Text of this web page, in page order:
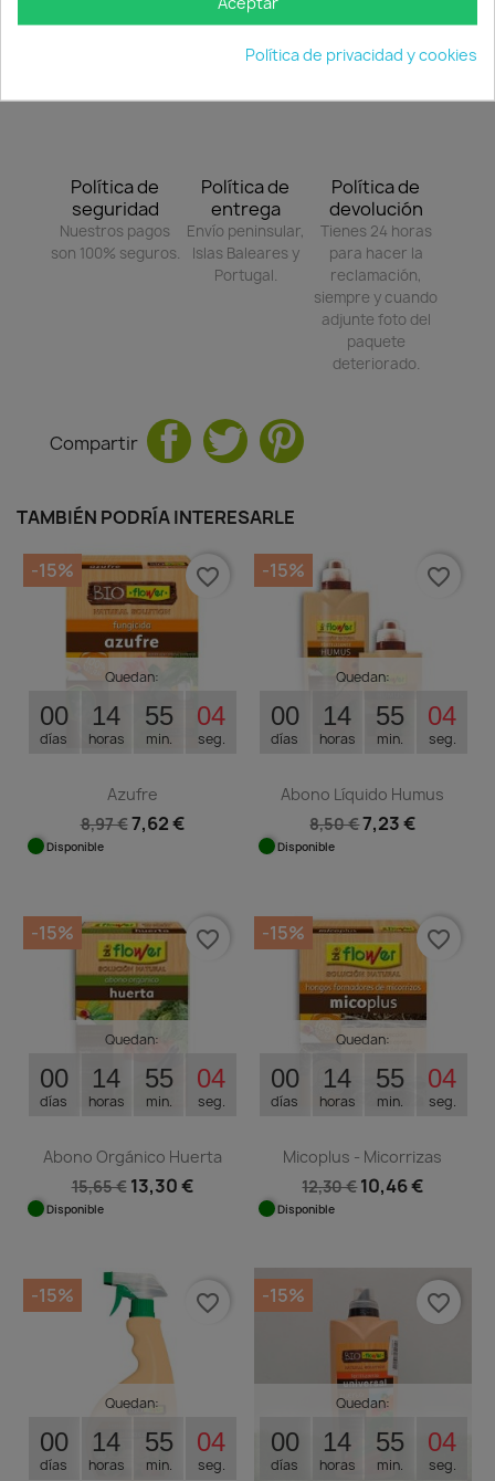
coloraciones extrañas en las hojas.
Política de
seguridad
Nuestros pagos
son 100% seguros.
Política de
entrega
Envío peninsular,
Islas Baleares y
Portugal.
Política de
devolución
Tienes 24 horas
para hacer la
reclamación,
siempre y cuando
adjunte foto del
paquete
deteriorado.
Compartir
TAMBIÉN PODRÍA INTERESARLE
Quedan:
00
días
14
horas
55
min.
04
seg.
Azufre
8,97 €7,62 €
Disponible
-15% favorite_border
Quedan:
00
días
14
horas
55
min.
04
seg.
Abono Líquido Humus
8,50 €7,23 €
Disponible
-15% favorite_border
Quedan:
00
días
14
horas
55
min.
04
seg.
Abono Orgánico Huerta
15,65 € 13,30 €
Disponible
-15% favorite_border
Quedan:
00
días
14
horas
55
min.
04
seg.
Micoplus - Micorrizas
12,30 €10,46 €
Disponible
-15% favorite_border
Quedan:
00
días
14
horas
55
min.
03
seg.
-15% favorite_border
Quedan:
00
días
14
horas
55
min.
03
seg.
-15% favorite_border
Política de privacidad y cookies